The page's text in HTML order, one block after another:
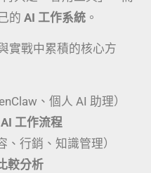
的 AI 工作系統 。
實戰中累積的核心方
、個人 AI 助理）
工作流程
、行銷、知識管理）
較分析